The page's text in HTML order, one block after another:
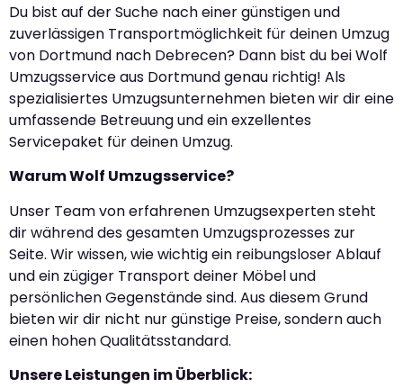
Du bist auf der Suche nach einer günstigen und
zuverlässigen Transportmöglichkeit für deinen Umzug
von Dortmund nach Debrecen? Dann bist du bei Wolf
Umzugsservice aus Dortmund genau richtig! Als
spezialisiertes Umzugsunternehmen bieten wir dir eine
umfassende Betreuung und ein exzellentes
Servicepaket für deinen Umzug.
Warum Wolf Umzugsservice?
Unser Team von erfahrenen Umzugsexperten steht
dir während des gesamten Umzugsprozesses zur
Seite. Wir wissen, wie wichtig ein reibungsloser Ablauf
und ein zügiger Transport deiner Möbel und
persönlichen Gegenstände sind. Aus diesem Grund
bieten wir dir nicht nur günstige Preise, sondern auch
einen hohen Qualitätsstandard.
Unsere Leistungen im Überblick: